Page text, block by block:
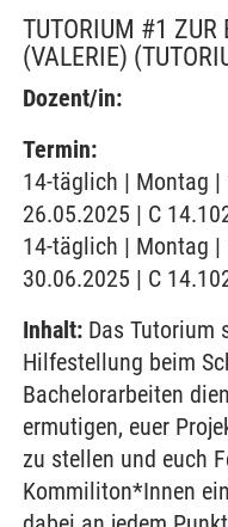
TUTORIUM #1 ZUR
(VALERIE)
Dozent/in:
Termin:
14-täglich | Montag |
26.05.2025 | C
14-täglich | Montag |
30.06.2025 | C
Inhalt: Das Tutorium
Hilfestellung beim
Bachelorarbeiten
ermutigen, euer
zu stellen und euch
Kommiliton*Innen